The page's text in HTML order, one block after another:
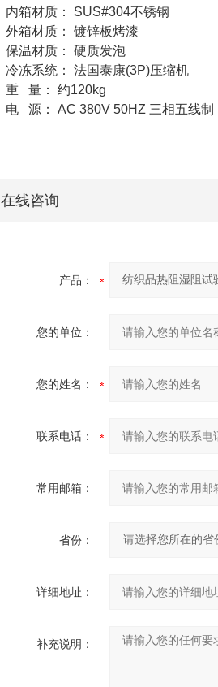
内箱材质： SUS#304不锈钢
外箱材质： 镀锌板烤漆
保温材质： 硬质发泡
冷冻系统： 法国泰康(3P)压缩机
重 量： 约120kg
电 源： AC 380V 50HZ 三相五线制
在线咨询
产品：
您的单位：
您的姓名：
联系电话：
常用邮箱：
省份：
详细地址：
补充说明：